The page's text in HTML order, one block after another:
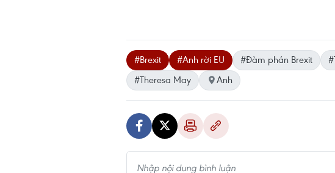
#Brexit #Anh rời EU #Đàm phán Brexit
#Theresa May
Anh